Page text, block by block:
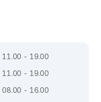
11.00 - 19.00
11.00 - 19.00
08.00 - 16.00